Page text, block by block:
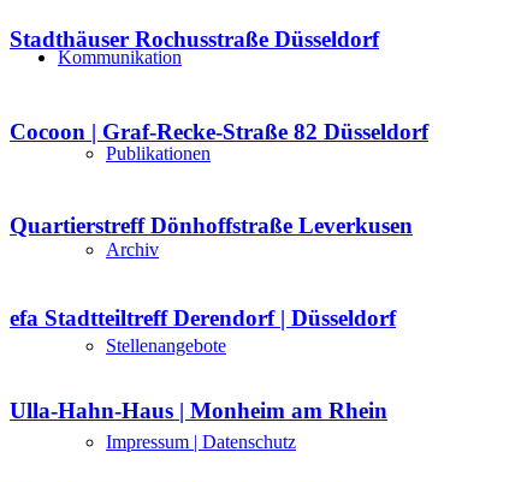
Kommunikation
Publikationen
Archiv
Stellenangebote
Impressum | Datenschutz
Stadthäuser Rochusstraße Düsseldorf
Cocoon | Graf-Recke-Straße 82 Düsseldorf
Quartierstreff Dönhoffstraße Leverkusen
efa Stadtteiltreff Derendorf | Düsseldorf
Ulla-Hahn-Haus | Monheim am Rhein